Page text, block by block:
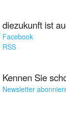
diezukunft ist
Facebook
RSS
Kennen Sie
Newsletter